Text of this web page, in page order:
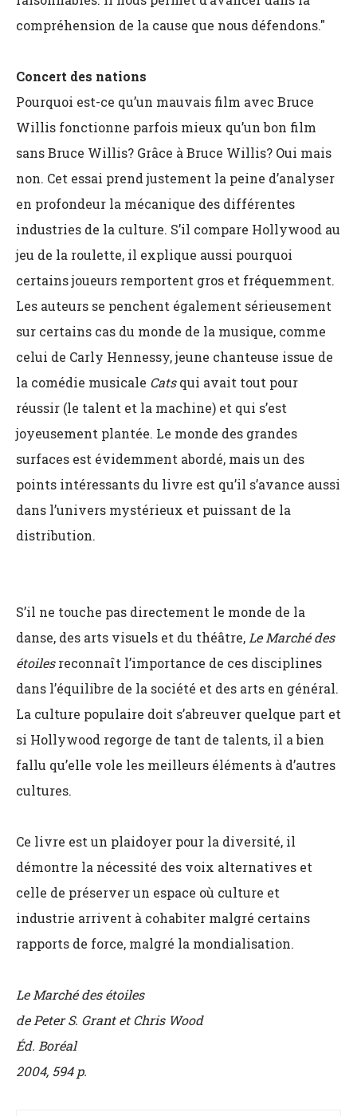
compréhension de la cause que nous défendons."
Concert des nations
Pourquoi est-ce qu’un mauvais film avec Bruce
Willis fonctionne parfois mieux qu’un bon film
sans Bruce Willis? Grâce à Bruce Willis? Oui mais
non. Cet essai prend justement la peine d’analyser
en profondeur la mécanique des différentes
industries de la culture. S’il compare Hollywood au
jeu de la roulette, il explique aussi pourquoi
certains joueurs remportent gros et fréquemment.
Les auteurs se penchent également sérieusement
sur certains cas du monde de la musique, comme
celui de Carly Hennessy, jeune chanteuse issue de
la comédie musicale Catsqui avait tout pour
réussir (le talent et la machine) et qui s’est
joyeusement plantée. Le monde des grandes
surfaces est évidemment abordé, mais un des
points intéressants du livre est qu’il s’avance aussi
dans l’univers mystérieux et puissant de la
distribution.
S’il ne touche pas directement le monde de la
danse, des arts visuels et du théâtre, Le Marché des
étoilesreconnaît l’importance de ces disciplines
dans l’équilibre de la société et des arts en général.
La culture populaire doit s’abreuver quelque part et
si Hollywood regorge de tant de talents, il a bien
fallu qu’elle vole les meilleurs éléments à d’autres
cultures.
Ce livre est un plaidoyer pour la diversité, il
démontre la nécessité des voix alternatives et
celle de préserver un espace où culture et
industrie arrivent à cohabiter malgré certains
rapports de force, malgré la mondialisation.
Le Marché des étoiles
de Peter S. Grant et Chris Wood
Éd. Boréal
2004, 594 p.